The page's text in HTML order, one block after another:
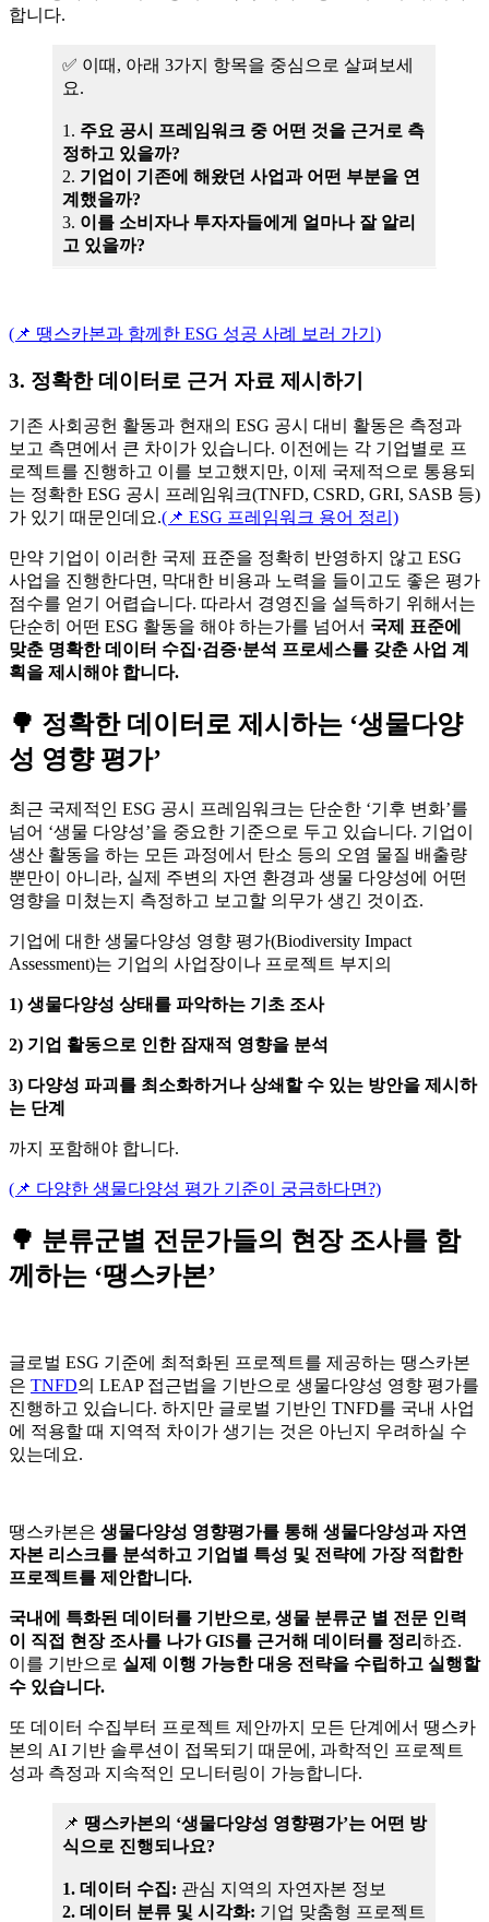
합니다.
✅ 이때, 아래 3가지 항목을 중심으로 살펴보세
요.
1. 주요 공시 프레임워크 중 어떤 것을 근거로 측
정하고 있을까?
2. 기업이 기존에 해왔던 사업과 어떤 부분을 연
계했을까?
3. 이를 소비자나 투자자들에게 얼마나 잘 알리
고 있을까?
(📌 땡스카본과 함께한 ESG 성공 사례 보러 가기)
3. 정확한 데이터로 근거 자료 제시하기
기존 사회공헌 활동과 현재의 ESG 공시 대비 활동은 측정과
보고 측면에서 큰 차이가 있습니다. 이전에는 각 기업별로 프
로젝트를 진행하고 이를 보고했지만, 이제 국제적으로 통용되
는 정확한 ESG 공시 프레임워크(TNFD, CSRD, GRI, SASB 등)
가 있기 때문인데요.(📌 ESG 프레임워크 용어 정리)
만약 기업이 이러한 국제 표준을 정확히 반영하지 않고 ESG
사업을 진행한다면, 막대한 비용과 노력을 들이고도 좋은 평가
점수를 얻기 어렵습니다. 따라서 경영진을 설득하기 위해서는
단순히 어떤 ESG 활동을 해야 하는가를 넘어서 국제 표준에
맞춘 명확한 데이터 수집·검증·분석 프로세스를 갖춘 사업 계
획을 제시해야 합니다.
🌳 정확한 데이터로 제시하는 ‘생물다양
성 영향 평가’
최근 국제적인 ESG 공시 프레임워크는 단순한 ‘기후 변화’를
넘어 ‘생물 다양성’을 중요한 기준으로 두고 있습니다. 기업이
생산 활동을 하는 모든 과정에서 탄소 등의 오염 물질 배출량
뿐만이 아니라, 실제 주변의 자연 환경과 생물 다양성에 어떤
영향을 미쳤는지 측정하고 보고할 의무가 생긴 것이죠.
기업에 대한 생물다양성 영향 평가(Biodiversity Impact
Assessment)는 기업의 사업장이나 프로젝트 부지의
1) 생물다양성 상태를 파악하는 기초 조사
2) 기업 활동으로 인한 잠재적 영향을 분석
3) 다양성 파괴를 최소화하거나 상쇄할 수 있는 방안을 제시하
는 단계
까지 포함해야 합니다.
(📌 다양한 생물다양성 평가 기준이 궁금하다면?)
🌳 분류군별 전문가들의 현장 조사를 함
께하는 ‘땡스카본’
글로벌 ESG 기준에 최적화된 프로젝트를 제공하는 땡스카본
은 TNFD의 LEAP 접근법을 기반으로 생물다양성 영향 평가를
진행하고 있습니다. 하지만 글로벌 기반인 TNFD를 국내 사업
에 적용할 때 지역적 차이가 생기는 것은 아닌지 우려하실 수
있는데요.
땡스카본은 생물다양성 영향평가를 통해 생물다양성과 자연
자본 리스크를 분석하고 기업별 특성 및 전략에 가장 적합한
프로젝트를 제안합니다.
국내에 특화된 데이터를 기반으로, 생물 분류군 별 전문 인력
이 직접 현장 조사를 나가 GIS를 근거해 데이터를 정리 하죠.
이를 기반으로 실제 이행 가능한 대응 전략을 수립하고 실행할
수 있습니다.
또 데이터 수집부터 프로젝트 제안까지 모든 단계에서 땡스카
본의 AI 기반 솔루션이 접목되기 때문에, 과학적인 프로젝트
성과 측정과 지속적인 모니터링이 가능합니다.
📌 땡스카본의 ‘생물다양성 영향평가’는 어떤 방
식으로 진행되나요?
1. 데이터 수집: 관심 지역의 자연자본 정보
2. 데이터 분류 및 시각화: 기업 맞춤형 프로젝트